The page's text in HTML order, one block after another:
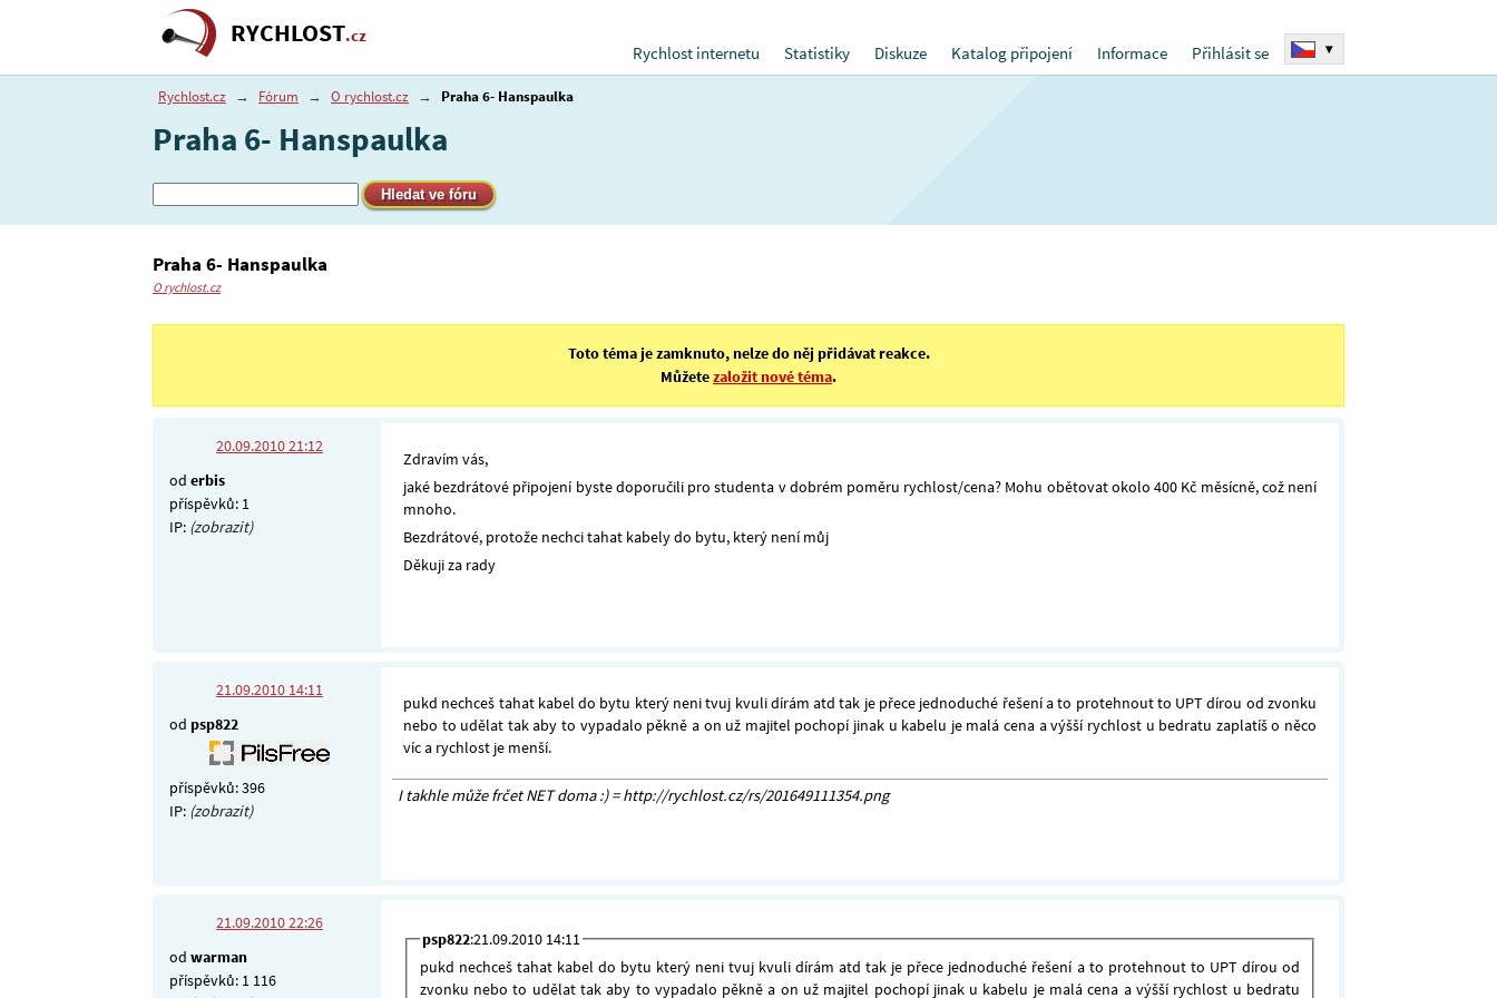
RYCHLOST.cz
Rychlost internetu
Statistiky Diskuze Katalog připojení Informace Přihlásit se ▾
Rychlost.cz → Fórum → O rychlost.cz → Praha 6- Hanspaulka
Praha 6- Hanspaulka
Praha 6- Hanspaulka
O rychlost.cz
Toto téma je zamknuto, nelze do něj přidávat reakce.
Můžetezaložit nové téma.
20.09.2010 21:12
od erbis
příspěvků: 1
IP: (zobrazit)
Zdravím vás,
jaké bezdrátové připojení byste doporučili pro studenta v dobrém poměru rychlost/cena? Mohu obětovat okolo 400 Kč měsícně, což není
mnoho.
Bezdrátové, protože nechci tahat kabely do bytu, který není můj
Děkuji za rady
21.09.2010 14:11
od psp822
příspěvků: 396
IP: (zobrazit)
pukd nechceš tahat kabel do bytu který neni tvuj kvuli dírám atd tak je přece jednoduché řešení a to protehnout to UPT dírou od zvonku
nebo to udělat tak aby to vypadalo pěkně a on už majitel pochopí jinak u kabelu je malá cena a výšší rychlost u bedratu zaplatíš o něco
víc a rychlost je menší.
I takhle může frčet NET doma :) = http://rychlost.cz/rs/201649111354.png
21.09.2010 22:26
od warman
příspěvků: 1 116
psp822:21.09.2010 14:11
pukd nechceš tahat kabel do bytu který neni tvuj kvuli dírám atd tak je přece jednoduché řešení a to protehnout to UPT dírou od
zvonku nebo to udělat tak aby to vypadalo pěkně a on už majitel pochopí jinak u kabelu je malá cena a výšší rychlost u bedratu